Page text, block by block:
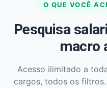
O QUE VOCÊ
Pesquisa
macro
Acesso ilimitado a
cargos, todos os